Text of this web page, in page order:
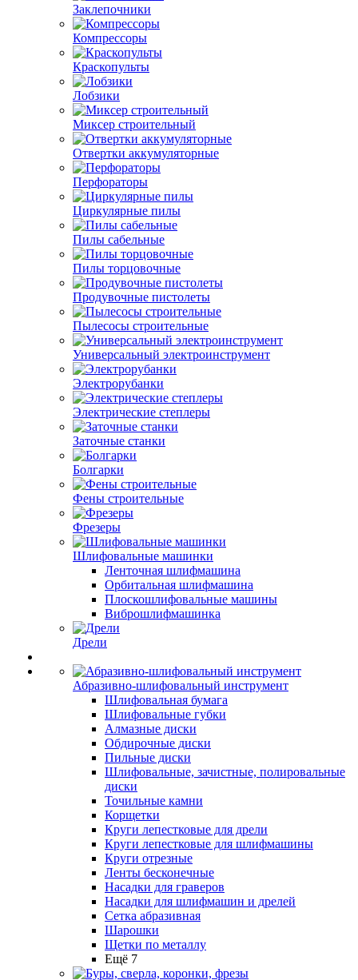
Заклепочники
Компрессоры
Краскопульты
Лобзики
Миксер строительный
Отвертки аккумуляторные
Перфораторы
Циркулярные пилы
Пилы сабельные
Пилы торцовочные
Продувочные пистолеты
Пылесосы строительные
Универсальный электроинструмент
Электрорубанки
Электрические степлеры
Заточные станки
Болгарки
Фены строительные
Фрезеры
Шлифовальные машинки
Ленточная шлифмашина
Орбитальная шлифмашина
Плоскошлифовальные машины
Виброшлифмашинка
Дрели
Абразивно-шлифовальный инструмент
Шлифовальная бумага
Шлифовальные губки
Алмазные диски
Обдирочные диски
Пильные диски
Шлифовальные, зачистные, полировальные
диски
Точильные камни
Корщетки
Круги лепестковые для дрели
Круги лепестковые для шлифмашины
Круги отрезные
Ленты бесконечные
Насадки для граверов
Насадки для шлифмашин и дрелей
Сетка абразивная
Шарошки
Щетки по металлу
Ещё 7